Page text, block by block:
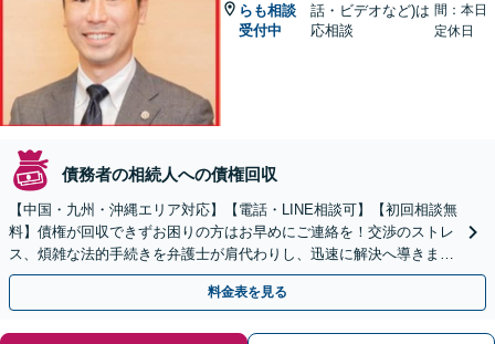
らも相談
受付中
話・ビデオなど)は
応相談
間：本日
定休日
債務者の相続人への債権回収
【中国・九州・沖縄エリア対応】【電話・LINE相談可】【初回相談無
料】債権が回収できずお困りの方はお早めにご連絡を！交渉のストレ
ス、煩雑な法的手続きを弁護士が肩代わりし、迅速に解決へ導きま
す。個人事業主の方もご相談ください。
料金表を見る